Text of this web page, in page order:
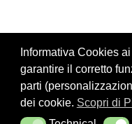
Informativa Cookies
garantire il corretto
parti
dei cookie. Scopri di
Cookie Policy